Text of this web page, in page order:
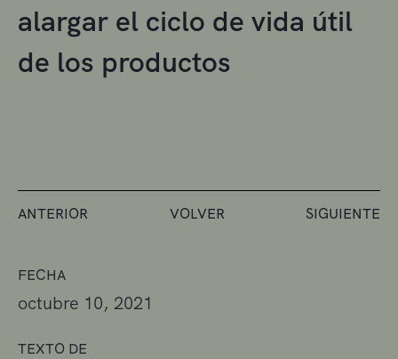
FECHA
octubre 10, 2021
TEXTO DE
alargar el ciclo de vida útil
de los productos
ANTERIOR VOLVER SIGUIENTE